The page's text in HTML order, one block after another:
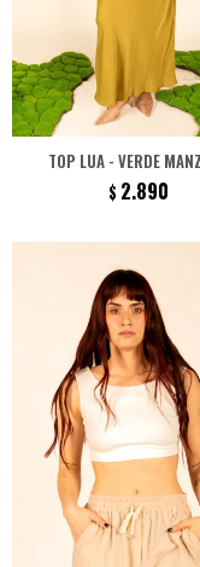
TOP LUA - VERDE
$ 2.890